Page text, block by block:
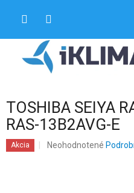
TOSHIBA SEIYA
RAS-13B2AVG-E
Akcia
Priemerné
Neohodnotené